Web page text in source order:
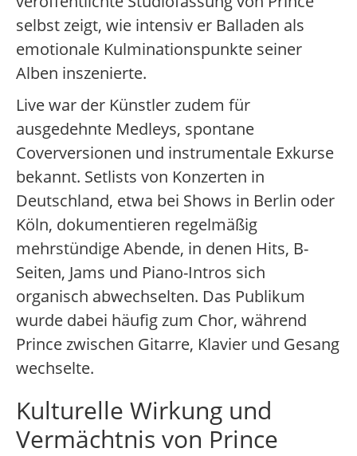
selbst zeigt, wie intensiv er Balladen als
emotionale Kulminationspunkte seiner
Alben inszenierte.
Live war der Künstler zudem für
ausgedehnte Medleys, spontane
Coverversionen und instrumentale Exkurse
bekannt. Setlists von Konzerten in
Deutschland, etwa bei Shows in Berlin oder
Köln, dokumentieren regelmäßig
mehrstündige Abende, in denen Hits, B-
Seiten, Jams und Piano-Intros sich
organisch abwechselten. Das Publikum
wurde dabei häufig zum Chor, während
Prince zwischen Gitarre, Klavier und Gesang
wechselte.
Kulturelle Wirkung und
Vermächtnis von Prince